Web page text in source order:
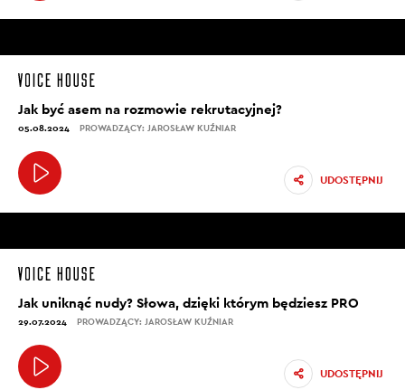
Jak być asem na rozmowie rekrutacyjnej?
05.08.2024 PROWADZĄCY: JAROSŁAW KUŹNIAR
UDOSTĘPNIJ
Jak uniknąć nudy? Słowa, dzięki którym będziesz PRO
29.07.2024 PROWADZĄCY: JAROSŁAW KUŹNIAR
UDOSTĘPNIJ